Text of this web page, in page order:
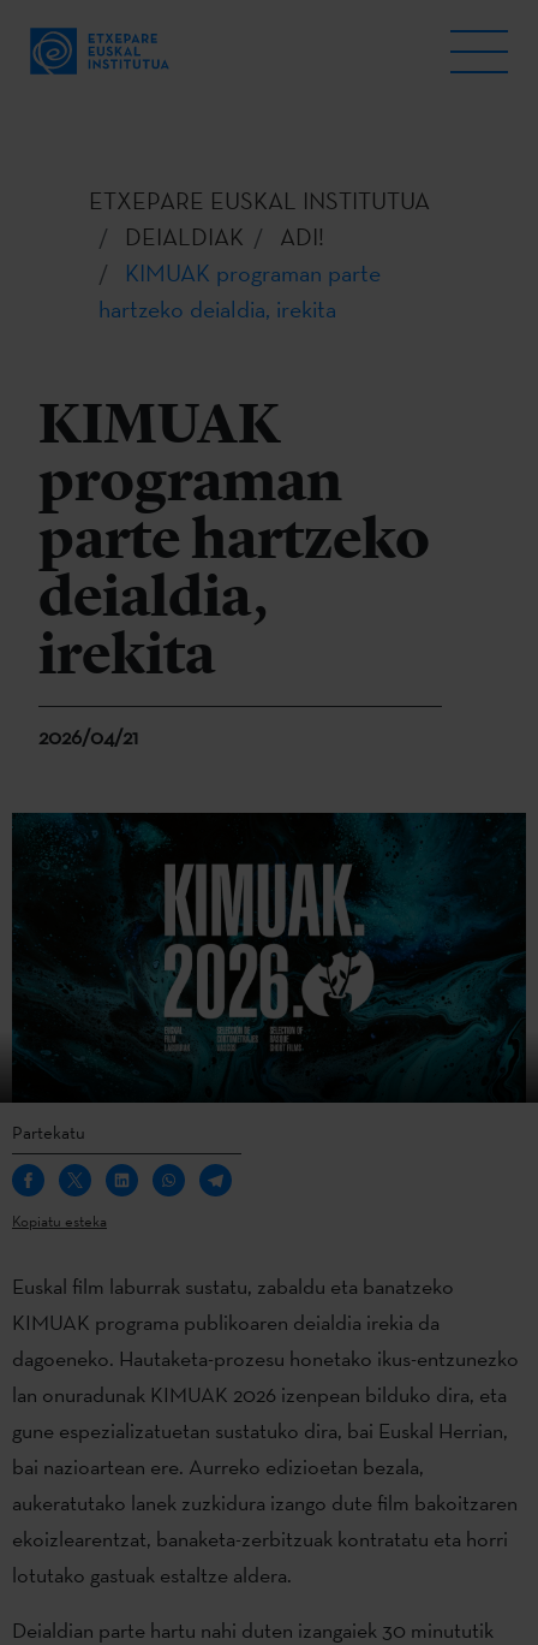
ETXEPARE EUSKAL INSTITUTUA
DEIALDIAK
ADI!
KIMUAK programan parte
hartzeko deialdia, irekita
KIMUAK
programan
parte hartzeko
deialdia,
irekita
2026/04/21
Partekatu
Kopiatu esteka
Euskal film laburrak sustatu, zabaldu eta banatzeko
KIMUAK programa publikoaren deialdia irekia da
dagoeneko. Hautaketa-prozesu honetako ikus-entzunezko
lan onuradunak KIMUAK 2026 izenpean bilduko dira, eta
gune espezializatuetan sustatuko dira, bai Euskal Herrian,
bai nazioartean ere. Aurreko edizioetan bezala,
aukeratutako lanek zuzkidura izango dute film bakoitzaren
ekoizlearentzat, banaketa-zerbitzuak kontratatu eta horri
lotutako gastuak estaltze aldera.
Deialdian parte hartu nahi duten izangaiek 30 minututik